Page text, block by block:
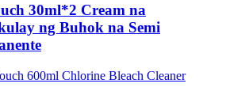
30ml*2 Cream na
ng Buhok na Semi